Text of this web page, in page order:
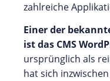
zahlreiche
Einer der
ist das CMS
ursprünglich als
hat sich